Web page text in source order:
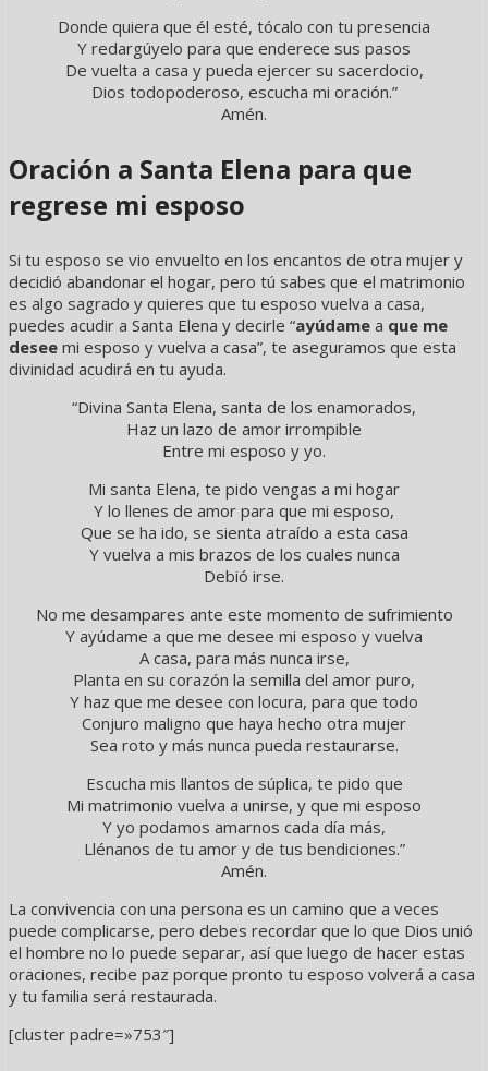
Donde quiera que él esté, tócalo con tu presencia
Y redargúyelo para que enderece sus pasos
De vuelta a casa y pueda ejercer su sacerdocio,
Dios todopoderoso, escucha mi oración.”
Amén.
Oración a Santa Elena para que
regrese mi esposo
Si tu esposo se vio envuelto en los encantos de otra mujer y
decidió abandonar el hogar, pero tú sabes que el matrimonio
es algo sagrado y quieres que tu esposo vuelva a casa,
puedes acudir a Santa Elena y decirle “ayúdame a que me
desee mi esposo y vuelva a casa”, te aseguramos que esta
divinidad acudirá en tu ayuda.
“Divina Santa Elena, santa de los enamorados,
Haz un lazo de amor irrompible
Entre mi esposo y yo.
Mi santa Elena, te pido vengas a mi hogar
Y lo llenes de amor para que mi esposo,
Que se ha ido, se sienta atraído a esta casa
Y vuelva a mis brazos de los cuales nunca
Debió irse.
No me desampares ante este momento de sufrimiento
Y ayúdame a que me desee mi esposo y vuelva
A casa, para más nunca irse,
Planta en su corazón la semilla del amor puro,
Y haz que me desee con locura, para que todo
Conjuro maligno que haya hecho otra mujer
Sea roto y más nunca pueda restaurarse.
Escucha mis llantos de súplica, te pido que
Mi matrimonio vuelva a unirse, y que mi esposo
Y yo podamos amarnos cada día más,
Llénanos de tu amor y de tus bendiciones.”
Amén.
La convivencia con una persona es un camino que a veces
puede complicarse, pero debes recordar que lo que Dios unió
el hombre no lo puede separar, así que luego de hacer estas
oraciones, recibe paz porque pronto tu esposo volverá a casa
y tu familia será restaurada.
[cluster padre=»753″]